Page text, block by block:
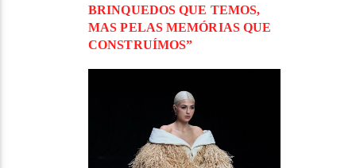
BRINQUEDOS QUE TEMOS,
MAS PELAS MEMÓRIAS QUE
CONSTRUÍMOS”